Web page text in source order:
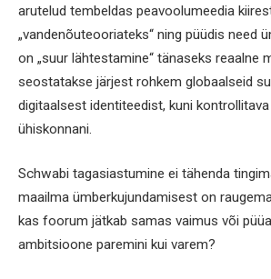
arutelud tembeldas peavoolumeedia
„vandenõuteooriateks“ ning püüdis need
on „suur lähtestamine“ tänaseks reaalne
seostatakse järjest rohkem globaalseid
digitaalsest identiteedist, kuni
ühiskonnani.
Schwabi tagasiastumine ei tähenda
maailma ümberkujundamisest on
kas foorum jätkab samas vaimus või
ambitsioone paremini kui varem?